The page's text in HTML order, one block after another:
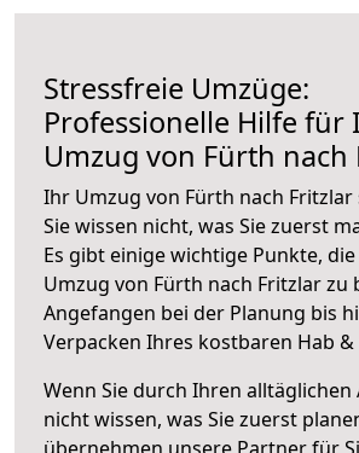
Stressfreie Umzüge:
Professionelle Hilfe für
Umzug von Fürth nach
Ihr Umzug von Fürth nach
Sie wissen nicht, was Sie zuerst
Es gibt einige wichtige Punkte,
Umzug von Fürth nach Fritzlar zu
Angefangen bei der Planung bis
Verpacken Ihres kostbaren Hab &
Wenn Sie durch Ihren alltäglichen
nicht wissen, was Sie zuerst